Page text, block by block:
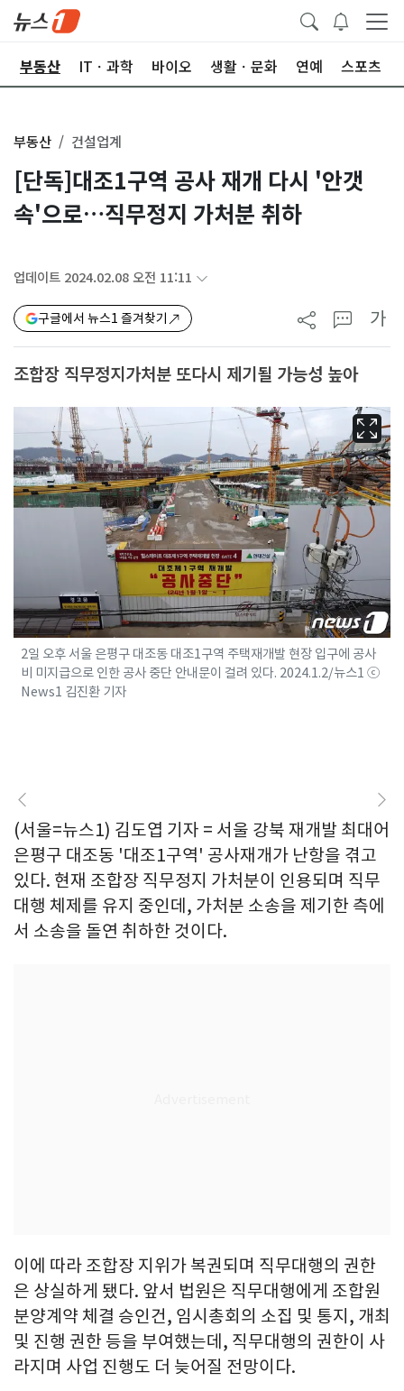
부동산 ITㆍ과학 바이오 생활ㆍ문화 연예 스포츠
부동산 건설업계
[단독]대조1구역 공사 재개 다시 '안갯
속'으로…직무정지 가처분 취하
업데이트 2024.02.08 오전 11:11
구글에서 뉴스1 즐겨찾기 가
조합장 직무정지가처분 또다시 제기될 가능성 높아
2일 오후 서울 은평구 대조동 대조1구역 주택재개발 현장 입구에 공사
비 미지급으로 인한 공사 중단 안내문이 걸려 있다. 2024.1.2/뉴스1 ⓒ
News1 김진환 기자
(서울=뉴스1) 김도엽 기자 = 서울 강북 재개발 최대어
은평구 대조동 '대조1구역' 공사재개가 난항을 겪고
있다. 현재 조합장 직무정지 가처분이 인용되며 직무
대행 체제를 유지 중인데, 가처분 소송을 제기한 측에
서 소송을 돌연 취하한 것이다.
이에 따라 조합장 지위가 복권되며 직무대행의 권한
은 상실하게 됐다. 앞서 법원은 직무대행에게 조합원
분양계약 체결 승인건, 임시총회의 소집 및 통지, 개최
및 진행 권한 등을 부여했는데, 직무대행의 권한이 사
라지며 사업 진행도 더 늦어질 전망이다.